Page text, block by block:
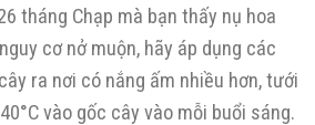
tháng Chạp mà bạn thấy nụ hoa
cơ nở muộn, hãy áp dụng các
ra nơi có nắng ấm nhiều hơn, tưới
vào gốc cây vào mỗi buổi sáng.